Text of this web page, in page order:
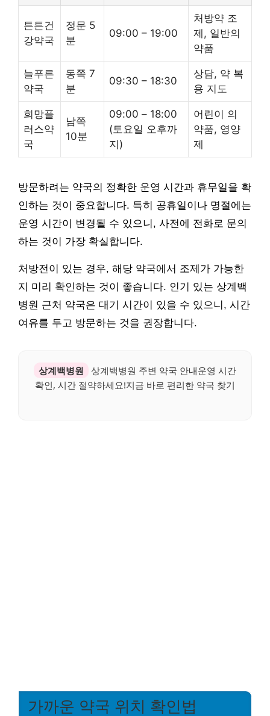
튼튼건
강약국
정문 5
분
09:00 – 19:00
처방약 조
제, 일반의
약품
늘푸른
약국
동쪽 7
분
09:30 – 18:30
상담, 약 복
용 지도
희망플
러스약
국
남쪽
10분
09:00 – 18:00
(토요일 오후까
지)
어린이 의
약품, 영양
제
방문하려는 약국의 정확한 운영 시간과 휴무일을 확
인하는 것이 중요합니다. 특히 공휴일이나 명절에는
운영 시간이 변경될 수 있으니, 사전에 전화로 문의
하는 것이 가장 확실합니다.
처방전이 있는 경우, 해당 약국에서 조제가 가능한
지 미리 확인하는 것이 좋습니다. 인기 있는 상계백
병원 근처 약국은 대기 시간이 있을 수 있으니, 시간
여유를 두고 방문하는 것을 권장합니다.
상계백병원
상계백병원 주변 약국 안내운영 시간
확인, 시간 절약하세요!지금 바로 편리한 약국 찾기
가까운 약국 위치 확인법